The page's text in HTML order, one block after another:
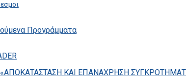
Προγράμματα
ΚΑΙ ΕΠΑΝΑΧΡΗΣΗ